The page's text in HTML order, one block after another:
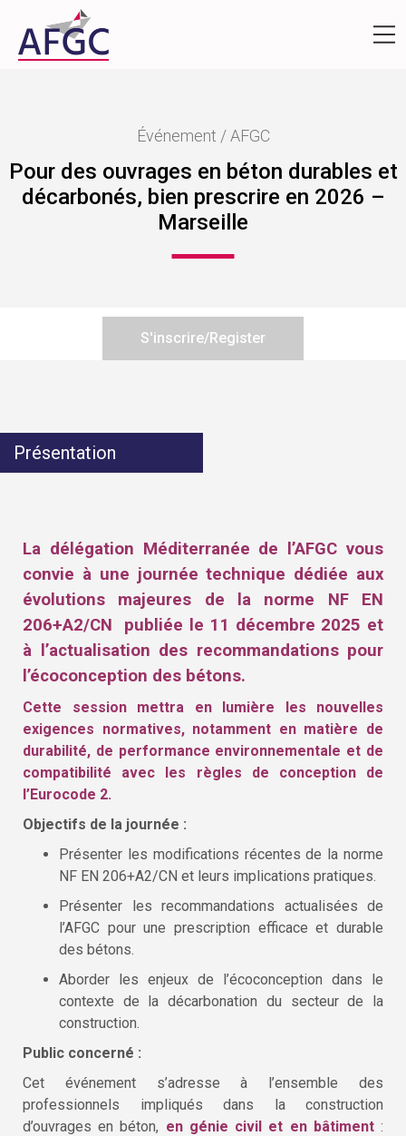
Événement / AFGC
Pour des ouvrages en béton durables et
décarbonés, bien prescrire en 2026 –
Marseille
S'inscrire/Register
Présentation
La délégation Méditerranée de l’AFGC vous
convie à une journée technique dédiée aux
évolutions majeures de la norme NF EN
206+A2/CN publiée le 11 décembre 2025 et
à l’actualisation des recommandations pour
l’écoconception des bétons.
Cette session mettra en lumière les nouvelles
exigences normatives, notamment en matière de
durabilité, de performance environnementale et de
compatibilité avec les règles de conception de
l’Eurocode 2.
Objectifs de la journée :
Présenter les modifications récentes de la norme
NF EN 206+A2/CN et leurs implications pratiques.
Présenter les recommandations actualisées de
l’AFGC pour une prescription efficace et durable
des bétons.
Aborder les enjeux de l’écoconception dans le
contexte de la décarbonation du secteur de la
construction.
Public concerné :
Cet événement s’adresse à l’ensemble des
professionnels impliqués dans la construction
d’ouvrages en béton, en génie civil et en bâtiment: